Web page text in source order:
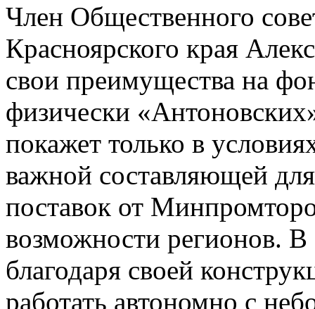
Член Общественного
Красноярского края
свои преимущества на
физически
покажет только в
важной составляющей
поставок от
возможности регионов.
благодаря своей
работать автономно с